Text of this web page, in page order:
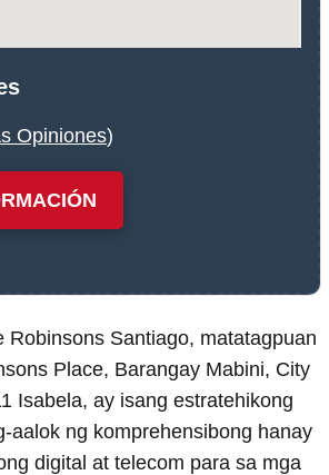
Opiniones)
Robinsons Santiago, matatagpuan
Place, Barangay Mabini, City
Isabela, ay isang estratehikong
aalok ng komprehensibong hanay
digital at telecom para sa mga